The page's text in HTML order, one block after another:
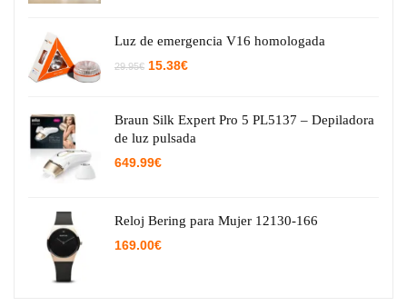
Luz de emergencia V16 homologada
29.95€ El
29.95€.
15.38€El
15.38€.
Braun Silk Expert Pro 5 PL5137 – Depiladora
de luz pulsada
649.99€
Reloj Bering para Mujer 12130-166
169.00€